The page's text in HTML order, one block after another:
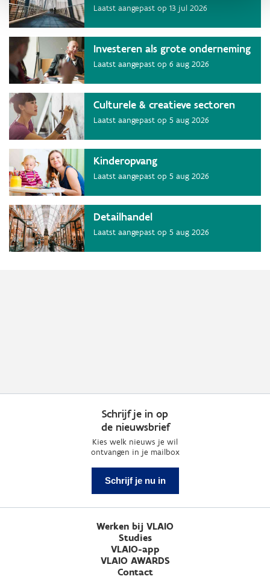
Laatst aangepast op13 jul 2026
Investeren als grote onderneming
Laatst aangepast op6 aug 2026
Culturele & creatieve sectoren
Laatst aangepast op5 aug 2026
Kinderopvang
Laatst aangepast op5 aug 2026
Detailhandel
Laatst aangepast op5 aug 2026
Schrijf je in op
de nieuwsbrief
Kies welk nieuws je wil
ontvangen in je mailbox
Schrijf je nu in
Werken bij VLAIO
Studies
VLAIO-app
VLAIO AWARDS
Contact